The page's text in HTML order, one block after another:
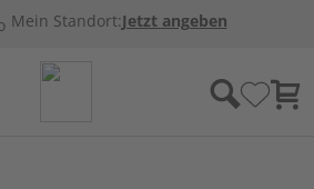
Mein Standort:Jetzt angeben